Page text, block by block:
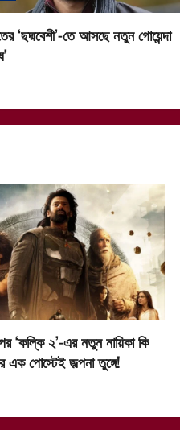
‘ছদ্মবেশী’-তে আসছে নতুন গোয়েন্দা
পর ‘কল্কি ২’-এর নতুন নায়িকা কি
এক পোস্টেই জল্পনা তুঙ্গে!